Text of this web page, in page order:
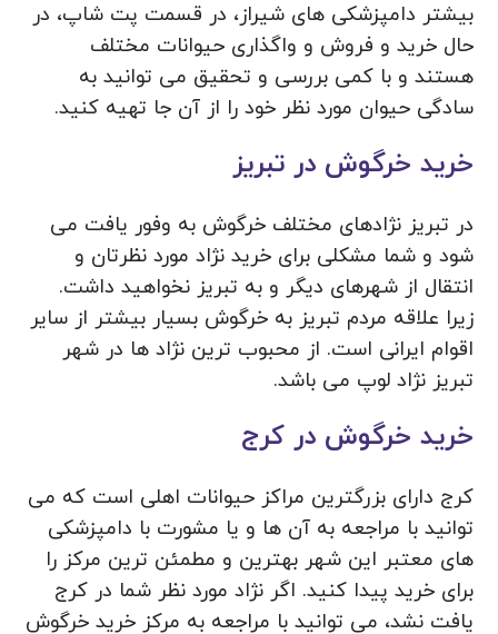
بیشتر دامپزشکی های شیراز، در قسمت پت شاپ، در
حال خرید و فروش و واگذاری حیوانات مختلف
هستند و با کمی بررسی و تحقیق می توانید به
سادگی حیوان مورد نظر خود را از آن جا تهیه کنید.
خرید خرگوش در تبریز
در تبریز نژادهای مختلف خرگوش به وفور یافت می
شود و شما مشکلی برای خرید نژاد مورد نظرتان و
انتقال از شهرهای دیگر و به تبریز نخواهید داشت.
زیرا علاقه مردم تبریز به خرگوش بسیار بیشتر از سایر
اقوام ایرانی است. از محبوب ترین نژاد ها در شهر
تبریز نژاد لوپ می باشد.
خرید خرگوش در کرج
کرج دارای بزرگترین مراکز حیوانات اهلی است که می
توانید با مراجعه به آن ها و یا مشورت با دامپزشکی
های معتبر این شهر بهترین و مطمئن ترین مرکز را
برای خرید پیدا کنید. اگر نژاد مورد نظر شما در کرج
یافت نشد، می توانید با مراجعه به مرکز خرید خرگوش